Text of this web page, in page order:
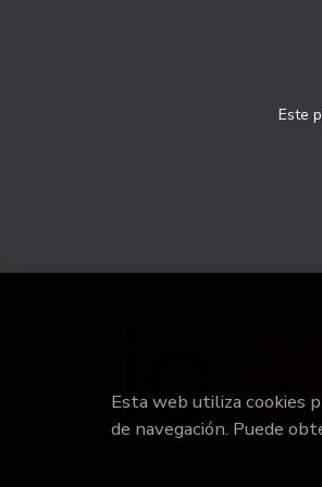
Este
Esta web utiliza cookies
de navegación. Puede